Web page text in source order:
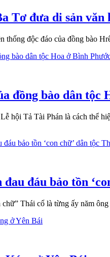
Tơ đưa di sản
thống độc đáo của đồng bào
đồng bào dân tộc
hội Tả Tài Phán là cách thể
đáu bảo tồn
Thái cổ là từng ấy năm